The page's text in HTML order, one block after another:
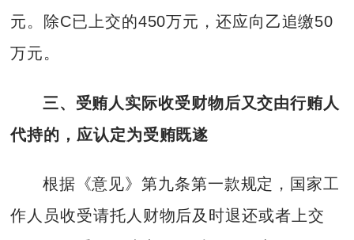
元。除C已上交的450万元，还应向乙追缴50
万元。
三、受贿人实际收受财物后又交由行贿人
代持的，应认定为受贿既遂
根据《意见》第九条第一款规定，国家工
作人员收受请托人财物后及时退还或者上交